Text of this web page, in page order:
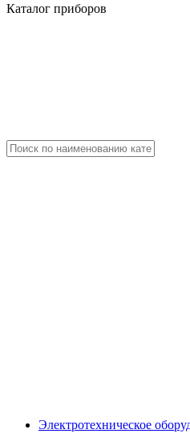
Каталог приборов
Электротехническое